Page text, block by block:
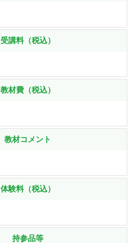
受講料（税込）
教材費（税込）
教材コメント
体験料（税込）
持参品等